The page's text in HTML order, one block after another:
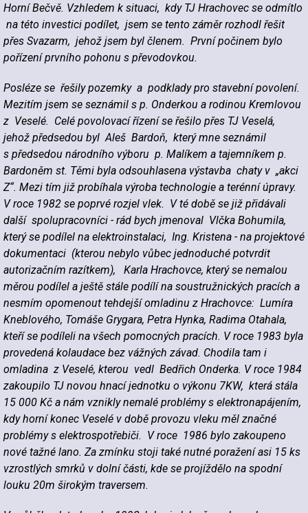
Horní Bečvě. Vzhledem k situaci, kdy TJ Hrachovec se odmítlo
na této investici podílet, jsem se tento záměr rozhodl řešit
přes Svazarm, jehož jsem byl členem. První počinem bylo
pořízení prvního pohonu s převodovkou.
Posléze se řešily pozemky a podklady pro stavební povolení.
Mezitím jsem se seznámil s p. Onderkou a rodinou Kremlovou
z Veselé. Celé povolovací řízení se řešilo přes TJ Veselá,
jehož předsedou byl Aleš Bardoň, který mne seznámil
s předsedou národního výboru p. Malíkem a tajemníkem p.
Bardoněm st. Těmi byla odsouhlasena výstavba chaty v „akci
Z“. Mezi tím již probíhala výroba technologie a terénní úpravy.
V roce 1982 se poprvé rozjel vlek. V té době se již přidávali
další spolupracovníci - rád bych jmenoval Vlčka Bohumila,
který se podílel na elektroinstalaci, Ing. Kristena - na projektové
dokumentaci (kterou nebylo vůbec jednoduché potvrdit
autorizačním razítkem), Karla Hrachovce, který se nemalou
měrou podílel a ještě stále podílí na soustružnických pracích a
nesmím opomenout tehdejší omladinu z Hrachovce: Lumíra
Kneblového, Tomáše Grygara, Petra Hynka, Radima Otahala,
kteří se podíleli na všech pomocných pracích. V roce 1983 byla
provedená kolaudace bez vážných závad. Chodila tam i
omladina z Veselé, kterou vedl Bedřich Onderka. V roce 1984
zakoupilo TJ novou hnací jednotku o výkonu 7KW, která stála
15 000 Kč a nám vznikly nemalé problémy s elektronapájením,
kdy horní konec Veselé v době provozu vleku měl značné
problémy s elektrospotřebiči. V roce 1986 bylo zakoupeno
nové tažné lano. Za zmínku stoji také nutné poražení asi 15 ks
vzrostlých smrků v dolní části, kde se projíždělo na spodní
louku 20m širokým traversem.